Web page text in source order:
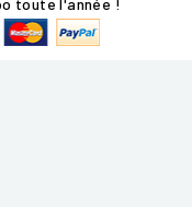
toute l'année !